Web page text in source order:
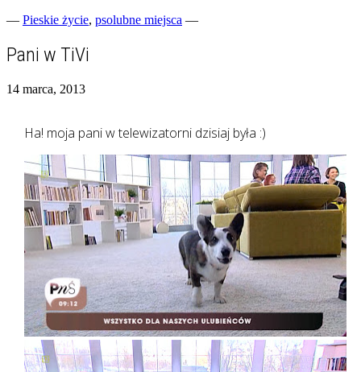
zgranestado.pl
— Pieskie życie, psolubne miejsca —
Pani w TiVi
14 marca, 2013
Ha! moja pani w telewizatorni dzisiaj była :)